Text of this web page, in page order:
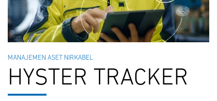
MANAJEMEN ASET NIRKABEL
HYSTER TRACKER